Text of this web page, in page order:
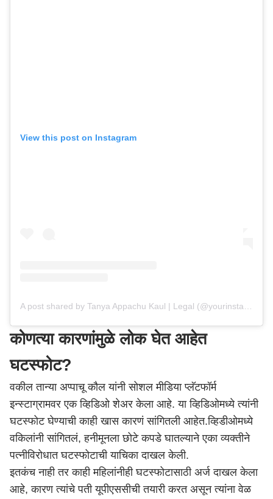
View this post on Instagram
कोणत्या कारणांमुळे लोक घेत आहेत
घटस्फोट?
वकील तान्या अप्पाचू कौल यांनी सोशल मीडिया प्लॅटफॉर्म
इन्स्टाग्रामवर एक व्हिडिओ शेअर केला आहे. या व्हिडिओमध्ये त्यांनी
घटस्फोट घेण्याची काही खास कारणं सांगितली आहेत.व्हिडीओमध्ये
वकिलांनी सांगितलं, हनीमूनला छोटे कपडे घातल्याने एका व्यक्तीने
पत्नीविरोधात घटस्फोटाची याचिका दाखल केली.
इतकंच नाही तर काही महिलांनीही घटस्फोटासाठी अर्ज दाखल केला
आहे, कारण त्यांचे पती यूपीएससीची तयारी करत असून त्यांना वेळ